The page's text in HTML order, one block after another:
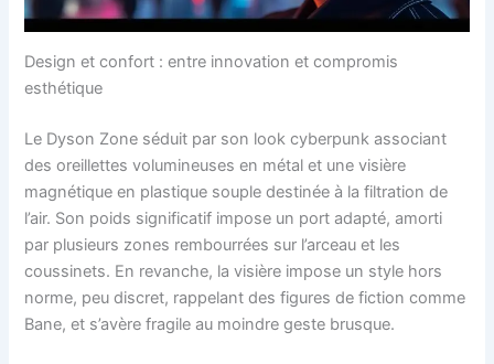
Design et confort : entre innovation et compromis
esthétique
Le Dyson Zone séduit par son look cyberpunk associant
des oreillettes volumineuses en métal et une visière
magnétique en plastique souple destinée à la filtration de
l’air. Son poids significatif impose un port adapté, amorti
par plusieurs zones rembourrées sur l’arceau et les
coussinets. En revanche, la visière impose un style hors
norme, peu discret, rappelant des figures de fiction comme
Bane, et s’avère fragile au moindre geste brusque.